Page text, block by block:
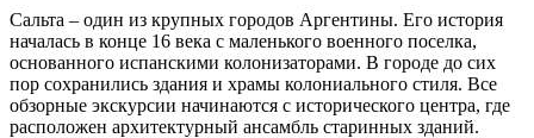
Сальта – один из крупных городов Аргентины. Его история
началась в конце 16 века с маленького военного поселка,
основанного испанскими колонизаторами. В городе до сих
пор сохранились здания и храмы колониального стиля. Все
обзорные экскурсии начинаются с исторического центра, где
расположен архитектурный ансамбль старинных зданий.